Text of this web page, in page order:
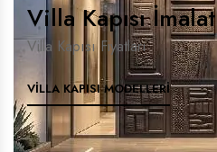
Villa Kapısı İmalat
Villa Kapısı Fiyatları
VILLA KAPISI MODELLERI